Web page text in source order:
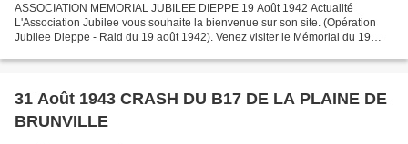
ASSOCIATION MEMORIAL JUBILEE DIEPPE 19 Août 1942 Actualité
L'Association Jubilee vous souhaite la bienvenue sur son site. (Opération
Jubilee Dieppe - Raid du 19 août 1942). Venez visiter le Mémorial du 19
31 Août 1943 CRASH DU B17 DE LA PLAINE DE
BRUNVILLE